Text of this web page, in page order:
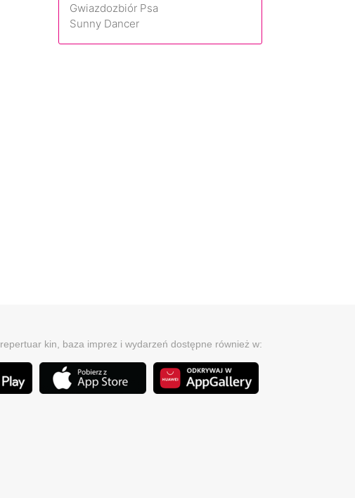
Gwiazdozbiór Psa
Sunny Dancer
repertuar kin, baza imprez i wydarzeń dostępne również w: